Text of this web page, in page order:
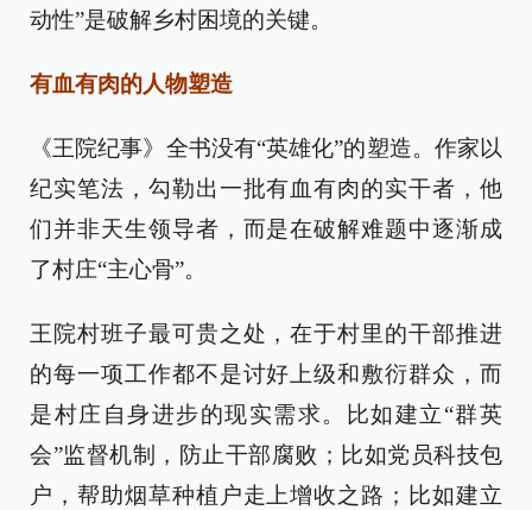
动性”是破解乡村困境的关键。
有血有肉的人物塑造
《王院纪事》全书没有“英雄化”的塑造。作家以
纪实笔法，勾勒出一批有血有肉的实干者，他
们并非天生领导者，而是在破解难题中逐渐成
了村庄“主心骨”。
王院村班子最可贵之处，在于村里的干部推进
的每一项工作都不是讨好上级和敷衍群众，而
是村庄自身进步的现实需求。比如建立“群英
会”监督机制，防止干部腐败；比如党员科技包
户，帮助烟草种植户走上增收之路；比如建立